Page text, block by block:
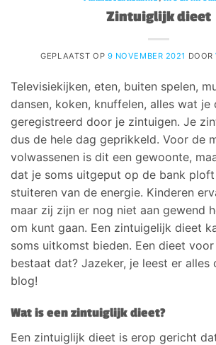
Zintuiglijk dieet
GEPLAATST OP 9 NOVEMBER 2021 DOOR
Televisiekijken, eten, buiten spelen,
dansen, koken, knuffelen, alles wat
geregistreerd door je zintuigen. Je
dus de hele dag geprikkeld. Voor de
volwassenen is dit een gewoonte,
dat je soms uitgeput op de bank
stuiteren van de energie. Kinderen
maar zij zijn er nog niet aan gewend
om kunt gaan. Een zintuigelijk dieet
soms uitkomst bieden. Een dieet
bestaat dat? Jazeker, je leest er alles
blog!
Wat is een zintuiglijk dieet?
Een zintuiglijk dieet is erop gericht